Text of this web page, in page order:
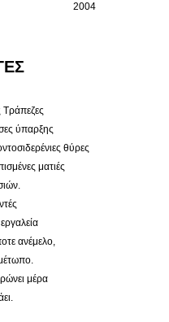
2004
ύπαρξης
θύρες
ματιές
ανέμελο,
μέρα